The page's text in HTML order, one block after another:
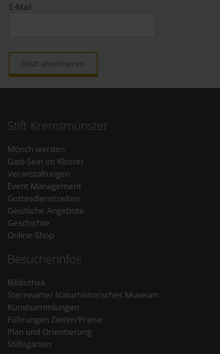
E-Mail
Jetzt abonnieren
Stift Kremsmünster
Mönch werden
Gast-Sein im Kloster
Veranstaltungen
Event Management
Gottesdienstzeiten
Geistliche Angebote
Geschichte
Online-Shop
Besucherinfos
Bibliothek
Sternwarte/ Naturhistorisches Museum
Kunstsammlungen
Führungen Zeiten/Preise
Plan und Orientierung
Stiftsgärten